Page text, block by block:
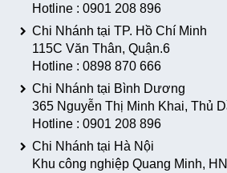
Hotline : 0901 208 896
Chi Nhánh tại TP. Hồ Chí Minh
115C Văn Thân, Quận.6
Hotline : 0898 870 666
Chi Nhánh tại Bình Dương
365 Nguyễn Thị Minh Khai, Thủ
Hotline : 0901 208 896
Chi Nhánh tại Hà Nội
Khu công nghiệp Quang Minh, HN